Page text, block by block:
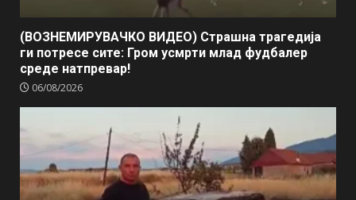
(ВОЗНЕМИРУВАЧКО ВИДЕО) Страшна трагедија
ги потресе сите: Гром усмрти млад фудбалер
среде натпревар!
06/08/2026